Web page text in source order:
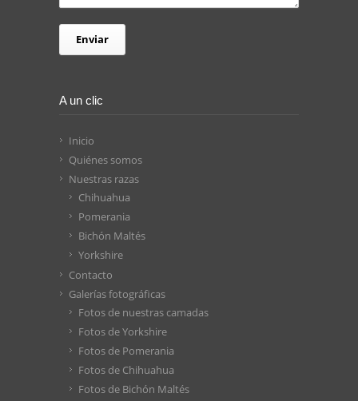
A un clic
Inicio
Quiénes somos
Nuestras razas
Chihuahua
Pomerania
Bichón Maltés
Yorkshire
Contacto
Galerías fotográficas
Fotos de nuestras camadas
Fotos de Yorkshire
Fotos de Pomerania
Fotos de Chihuahua
Fotos de Bichón Maltés